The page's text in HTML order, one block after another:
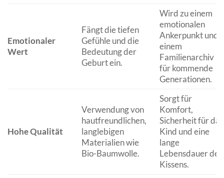
Emotionaler
Wert
Fängt die tiefen
Gefühle und die
Bedeutung der
Geburt ein.
Wird zu einem
emotionalen
Ankerpunkt und
einem
Familienarchiv
für kommende
Generationen.
Hohe Qualität
Verwendung von
hautfreundlichen,
langlebigen
Materialien wie
Bio-Baumwolle.
Sorgt für
Komfort,
Sicherheit für das
Kind und eine
lange
Lebensdauer des
Kissens.